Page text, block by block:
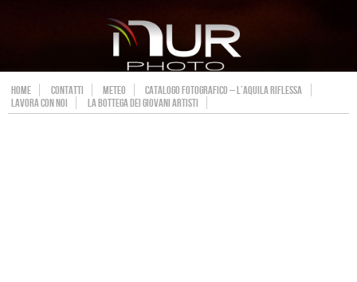
HOME CONTATTI METEO
CATALOGO FOTOGRAFICO – L’AQUILA RIFLESSA
LAVORA CON NOI
LA BOTTEGA DEI GIOVANI ARTISTI